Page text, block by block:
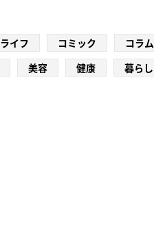
ライフ コミック コラム
美容 健康 暮らし